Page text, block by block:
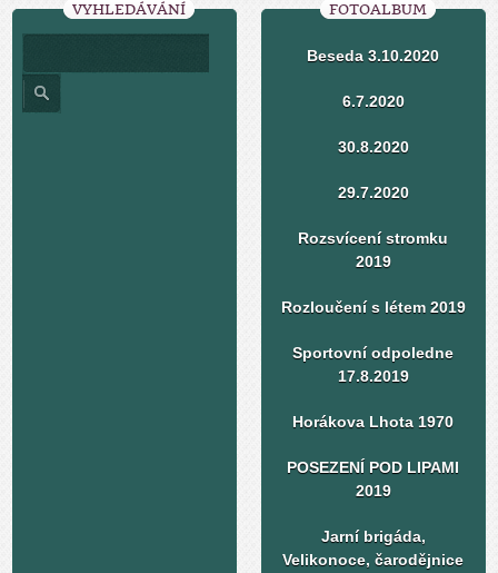
VYHLEDÁVÁNÍ FOTOALBUM
Beseda 3.10.2020
6.7.2020
30.8.2020
29.7.2020
Rozsvícení stromku
2019
Rozloučení s létem 2019
Sportovní odpoledne
17.8.2019
Horákova Lhota 1970
POSEZENÍ POD LIPAMI
2019
Jarní brigáda,
Velikonoce, čarodějnice